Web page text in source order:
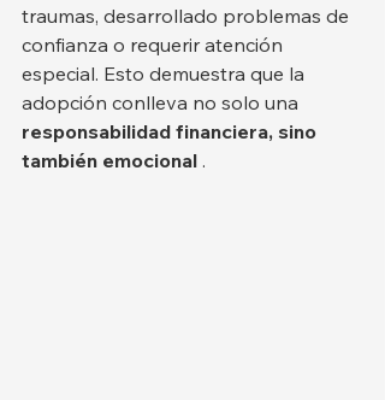
traumas, desarrollado problemas de
confianza o requerir atención
especial. Esto demuestra que la
adopción conlleva no solo una
responsabilidad financiera, sino
también emocional .